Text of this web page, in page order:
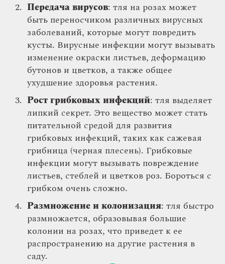
Передача вирусов: тля на розах может
быть переносчиком различных вирусных
заболеваний, которые могут повредить
кусты. Вирусные инфекции могут вызывать
изменение окраски листьев, деформацию
бутонов и цветков, а также общее
ухудшение здоровья растения.
Рост грибковых инфекций: тля выделяет
липкий секрет. Это вещество может стать
питательной средой для развития
грибковых инфекций, таких как сажевая
грибница (черная плесень). Грибковые
инфекции могут вызывать повреждение
листьев, стеблей и цветков роз. Бороться с
грибком очень сложно.
Размножение и колонизация: тля быстро
размножается, образовывая большие
колонии на розах, что приведет к ее
распространению на другие растения в
саду.